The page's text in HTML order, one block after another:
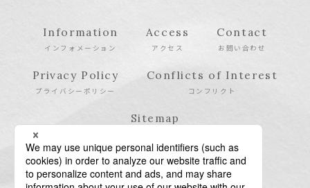
Information
インフォメーション
Access
アクセス
Contact
お問い合わせ
Privacy Policy
プライバシーポリシー
Conflicts of Interest
コンフリクト
Sitemap